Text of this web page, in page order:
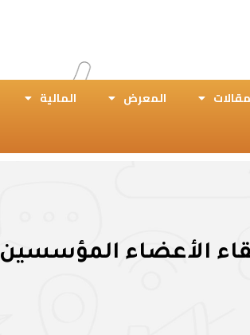
المعرض المالية
الأعضاء المؤسسين